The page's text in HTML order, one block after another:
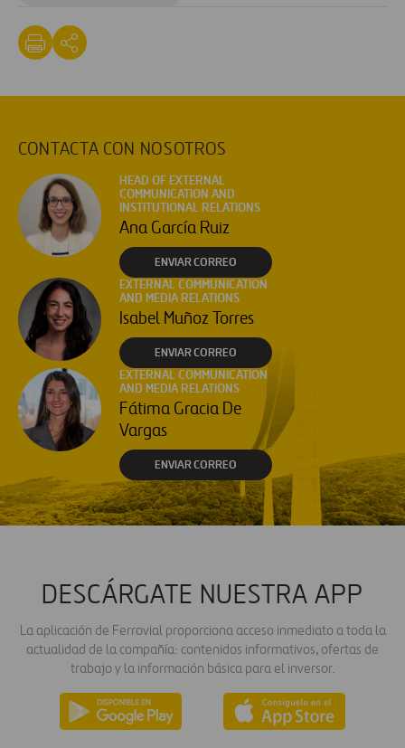
CONTACTA CON NOSOTROS
HEAD OF EXTERNAL
COMMUNICATION AND
INSTITUTIONAL RELATIONS
Ana García Ruiz
ENVIAR CORREO
EXTERNAL COMMUNICATION
AND MEDIA RELATIONS
Isabel Muñoz Torres
ENVIAR CORREO
EXTERNAL COMMUNICATION
AND MEDIA RELATIONS
Fátima Gracia De
Vargas
ENVIAR CORREO
DESCÁRGATE NUESTRA APP
La aplicación de Ferrovial proporciona acceso inmediato a toda la
actualidad de la compañía: contenidos informativos, ofertas de
trabajo y la información básica para el inversor.